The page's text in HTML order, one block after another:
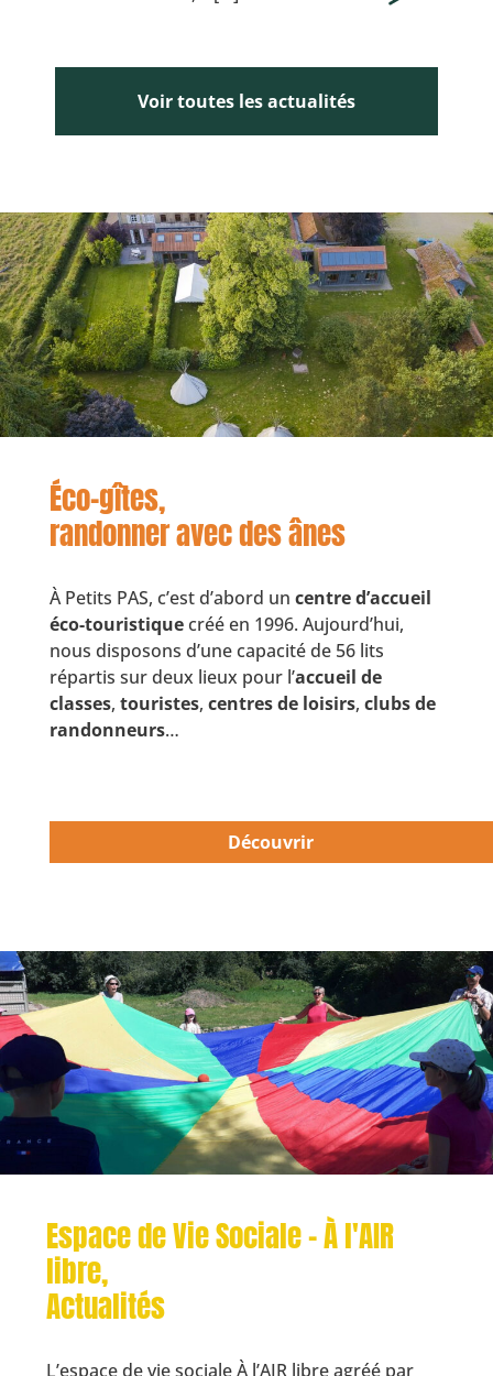
Voir toutes les actualités
Éco-gîtes,
randonner avec des ânes
À Petits PAS, c’est d’abord un centre d’accueil
éco-touristiquecréé en 1996. Aujourd’hui,
nous disposons d’une capacité de 56 lits
répartis sur deux lieux pour l’accueil de
classes, touristes, centres de loisirs, clubs de
randonneurs…
Découvrir
Espace de Vie Sociale - À l'AIR
libre,
Actualités
L’espace de vie sociale À l’AIR libre agréé par